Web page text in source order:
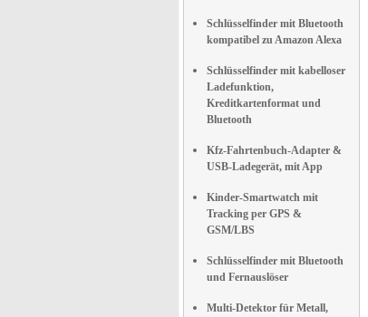
Schlüsselfinder mit Bluetooth
kompatibel zu Amazon Alexa
Schlüsselfinder mit kabelloser
Ladefunktion,
Kreditkartenformat und
Bluetooth
Kfz-Fahrtenbuch-Adapter &
USB-Ladegerät, mit App
Kinder-Smartwatch mit
Tracking per GPS &
GSM/LBS
Schlüsselfinder mit Bluetooth
und Fernauslöser
Multi-Detektor für Metall,